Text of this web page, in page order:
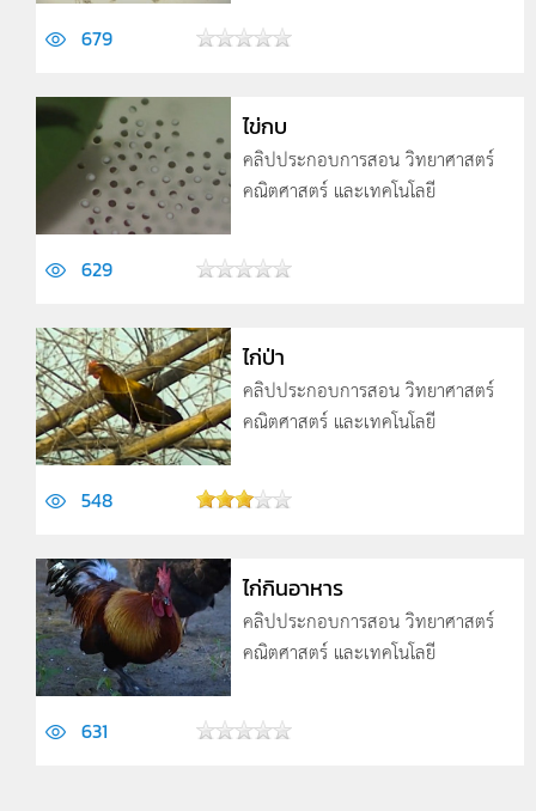
679
ไข่กบ
คลิปประกอบการสอน วิทยาศาสตร์
คณิตศาสตร์ และเทคโนโลยี
629
ไก่ป่า
คลิปประกอบการสอน วิทยาศาสตร์
คณิตศาสตร์ และเทคโนโลยี
548
ไก่กินอาหาร
คลิปประกอบการสอน วิทยาศาสตร์
คณิตศาสตร์ และเทคโนโลยี
631